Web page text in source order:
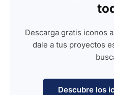
Descarga gratis iconos
dale a tus proyectos
Descubre los